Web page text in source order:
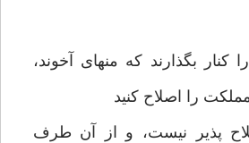
کنار بگذارند که منهای آخوند،
را اصلاح کنید
پذیر نیست، و از آن طرف